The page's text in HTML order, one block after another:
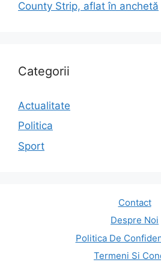
County Strip, aflat în anchetă
Categorii
Actualitate
Politica
Sport
Contact
Despre Noi
Politica De
Termeni Si